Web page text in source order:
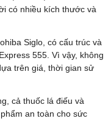
có nhiều kích thước và
Siglo, có cấu trúc và
555. Vì vậy, không
trên giá, thời gian sử
cả thuốc lá điếu và
an toàn cho sức